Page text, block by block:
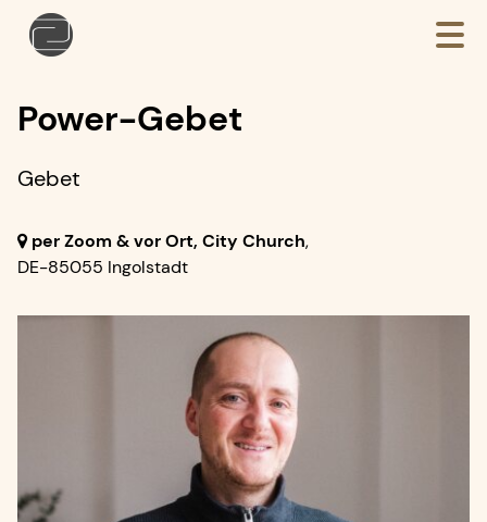
Power-Gebet
Gebet
per Zoom & vor Ort, City Church,
DE-85055 Ingolstadt